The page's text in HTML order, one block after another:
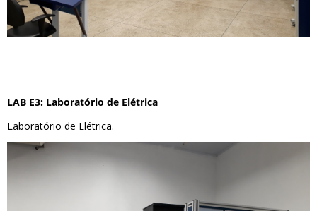
LAB E3: Laboratório de Elétrica
Laboratório de Elétrica.